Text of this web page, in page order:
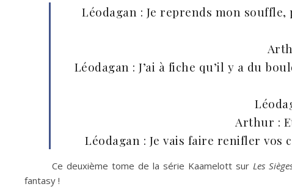
Léodagan : Je reprends mon
Léodagan : J’ai à fiche qu’il y a du
Arthur :
Léodagan : Je vais faire renifler vos
Ce deuxième tome de la série Kaamelott sur Les
fantasy !